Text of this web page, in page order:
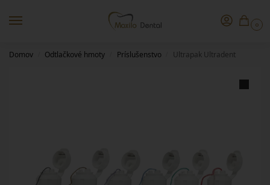
0
Domov Odtlačkové hmoty Príslušenstvo Ultrapak Ultradent